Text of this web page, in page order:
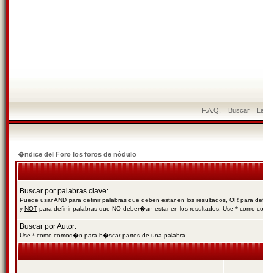
F.A.Q. Buscar
�ndice del Foro los foros de nódulo
Buscar por palabras clave:
Puede usarAND para definir palabras que deben estar en los resultados, OR para
y NOT para definir palabras que NO deber�an estar en los resultados. Use * como
Buscar por Autor:
Use * como comod�n para b�scar partes de una palabra